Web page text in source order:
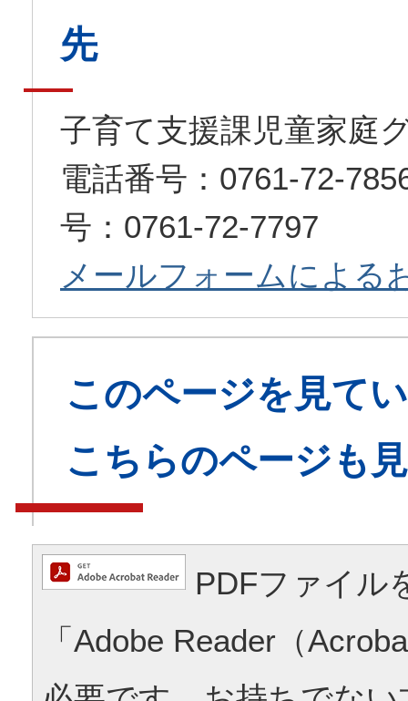
先
子育て支援課児童家庭
電話番号：0761-72-
号：0761-72-7797
メールフォームによる
このページを見て
こちらのページも
PDFファイル
「Adobe Reader（